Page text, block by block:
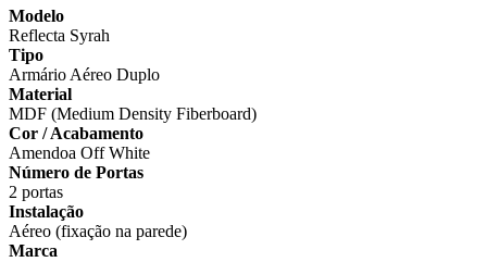
Modelo
Reflecta Syrah
Tipo
Armário Aéreo Duplo
Material
MDF (Medium Density Fiberboard)
Cor / Acabamento
Amendoa Off White
Número de Portas
2 portas
Instalação
Aéreo (fixação na parede)
Marca